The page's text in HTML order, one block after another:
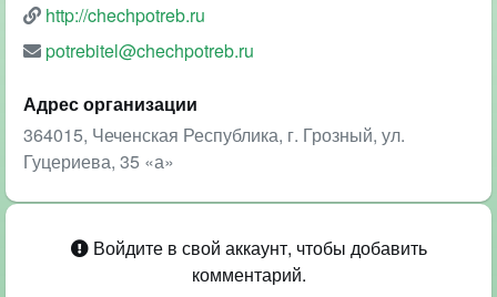
http://chechpotreb.ru
potrebitel@chechpotreb.ru
Адрес организации
364015, Чеченская Республика, г. Грозный, ул.
Гуцериева, 35 «а»
Войдите в свой аккаунт, чтобы добавить
комментарий.